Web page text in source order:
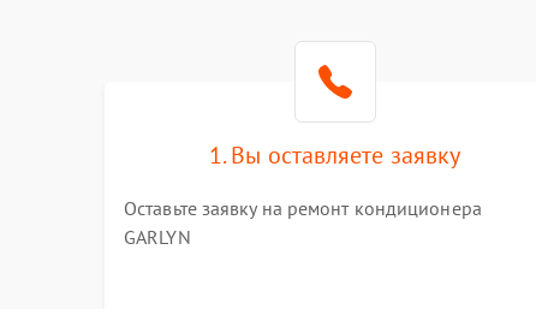
1. Вы оставляете заявку
Оставьте заявку на ремонт кондиционера
GARLYN